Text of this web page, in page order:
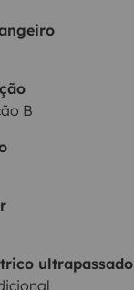
B
ultrapassado